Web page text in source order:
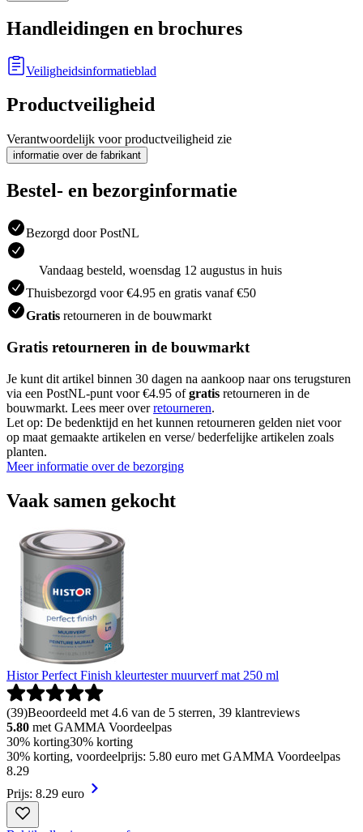
Handleidingen en brochures
Veiligheidsinformatieblad
Productveiligheid
Verantwoordelijk voor productveiligheid zie
informatie over de fabrikant
Bestel- en bezorginformatie
Bezorgd door PostNL
Vandaag besteld, woensdag 12 augustus in huis
Thuisbezorgd voor €4.95 en gratis vanaf €50
Gratis retourneren in de bouwmarkt
Gratis retourneren in de bouwmarkt
Je kunt dit artikel binnen 30 dagen na aankoop naar ons terugsturen
via een PostNL-punt voor €4.95 ofgratis retourneren in de
bouwmarkt. Lees meer overretourneren.
Let op: De bedenktijd en het kunnen retourneren gelden niet voor
op maat gemaakte artikelen en verse/ bederfelijke artikelen zoals
planten.
Meer informatie over de bezorging
Vaak samen gekocht
Histor Perfect Finish kleurtester muurverf mat 250 ml
(39)Beoordeeld met 4.6 van de 5 sterren, 39 klantreviews
5.80 met GAMMA Voordeelpas
30% korting30% korting
30% korting, voordeelprijs: 5.80 euro met GAMMA Voordeelpas
8.29
Prijs: 8.29 euro